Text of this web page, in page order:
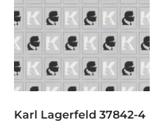
Karl Lagerfeld 37842-4